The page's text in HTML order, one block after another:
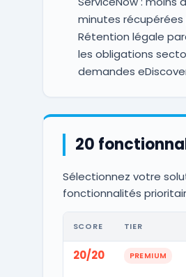
minutes
Rétention légale
les obligations
demandes
20
Sélectionnez votre
fonctionnalités
SCORE TIER
20/20 PREMIUM